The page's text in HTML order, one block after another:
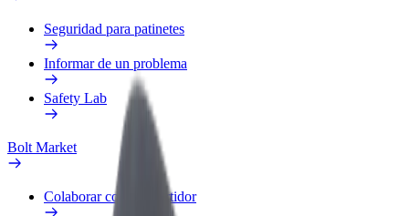
Seguridad para patinetes
Informar de un problema
Safety Lab
Bolt Market
Colaborar como repartidor